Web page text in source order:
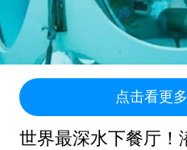
点击看更
世界最深水下餐厅！